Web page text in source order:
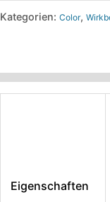
Kategorien: Color,
Eigenschaften